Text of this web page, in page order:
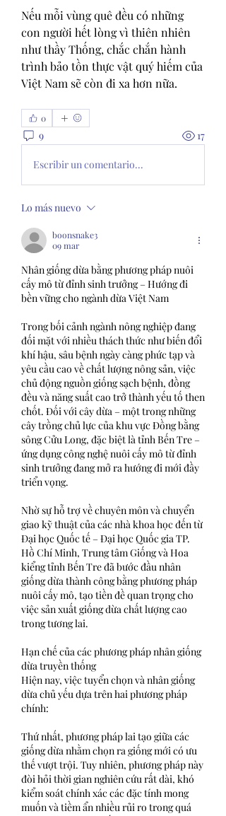
Nếu mỗi vùng quê đều có những
con người hết lòng vì thiên nhiên
như thầy Thống, chắc chắn hành
trình bảo tồn thực vật quý hiếm của
Việt Nam sẽ còn đi xa hơn nữa.
0
9 17
Escribir un comentario...
Lo más nuevo
boonsnake3
09 mar
Nhân giống dừa bằng phương pháp nuôi
cấy mô từ đỉnh sinh trưởng – Hướng đi
bền vững cho ngành dừa Việt Nam
Trong bối cảnh ngành nông nghiệp đang
đối mặt với nhiều thách thức như biến đổi
khí hậu, sâu bệnh ngày càng phức tạp và
yêu cầu cao về chất lượng nông sản, việc
chủ động nguồn giống sạch bệnh, đồng
đều và năng suất cao trở thành yếu tố then
chốt. Đối với cây dừa – một trong những
cây trồng chủ lực của khu vực Đồng bằng
sông Cửu Long, đặc biệt là tỉnh Bến Tre –
ứng dụng công nghệ nuôi cấy mô từ đỉnh
sinh trưởng đang mở ra hướng đi mới đầy
triển vọng.
Nhờ sự hỗ trợ về chuyên môn và chuyển
giao kỹ thuật của các nhà khoa học đến từ
Đại học Quốc tế – Đại học Quốc gia TP.
Hồ Chí Minh, Trung tâm Giống và Hoa
kiểng tỉnh Bến Tre đã bước đầu nhân
giống dừa thành công bằng phương pháp
nuôi cấy mô, tạo tiền đề quan trọng cho
việc sản xuất giống dừa chất lượng cao
trong tương lai.
Hạn chế của các phương pháp nhân giống
dừa truyền thống
Hiện nay, việc tuyển chọn và nhân giống
dừa chủ yếu dựa trên hai phương pháp
chính:
Thứ nhất, phương pháp lai tạo giữa các
giống dừa nhằm chọn ra giống mới có ưu
thế vượt trội. Tuy nhiên, phương pháp này
đòi hỏi thời gian nghiên cứu rất dài, khó
kiểm soát chính xác các đặc tính mong
muốn và tiềm ẩn nhiều rủi ro trong quá